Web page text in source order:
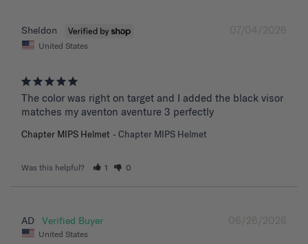
07/04/2026
Sheldon
United States
The color was right on target and I added the black visor
matches my aventon aventure 3 perfectly
Chapter MIPS Helmet Chapter MIPS Helmet
Was this helpful? 1 0
06/26/2026
AD
United States